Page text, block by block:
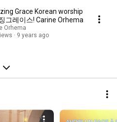
Grace Korean worship
그레이스! Carine Orhema
Orhema
9 years ago